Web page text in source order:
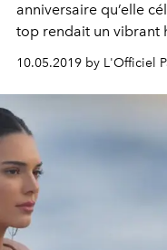
anniversaire qu’elle
top rendait un vibrant
comme dress code
pour le porter en total
invités.
10.05.2019 by L'Officiel